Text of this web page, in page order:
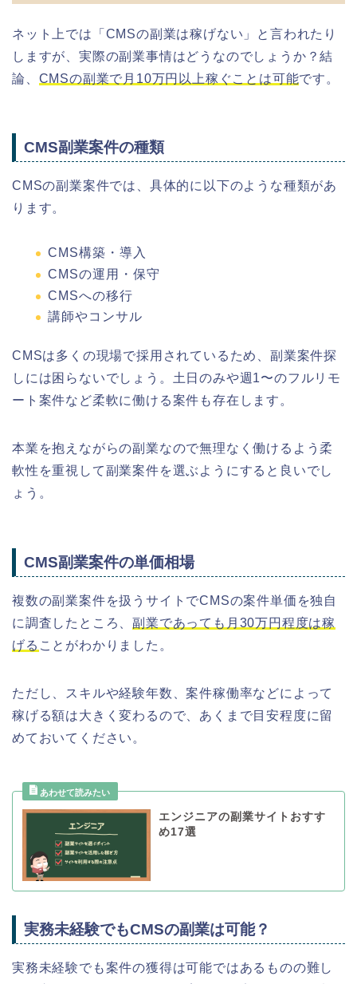
ネット上では「CMSの副業は稼げない」と言われたり
しますが、実際の副業事情はどうなのでしょうか？結
論、 CMSの副業で月10万円以上稼ぐことは可能です。
CMS副業案件の種類
CMSの副業案件では、具体的に以下のような種類があ
ります。
CMS構築・導入
CMSの運用・保守
CMSへの移行
講師やコンサル
CMSは多くの現場で採用されているため、副業案件探
しには困らないでしょう。土日のみや週1〜のフルリモ
ート案件など柔軟に働ける案件も存在します。
本業を抱えながらの副業なので無理なく働けるよう柔
軟性を重視して副業案件を選ぶようにすると良いでし
ょう。
CMS副業案件の単価相場
複数の副業案件を扱うサイトでCMSの案件単価を独自
に調査したところ、副業であっても月30万円程度は稼
げる ことがわかりました。
ただし、スキルや経験年数、案件稼働率などによって
稼げる額は大きく変わるので、あくまで目安程度に留
めておいてください。
エンジニアの副業サイトおすす
め17選
実務未経験でもCMSの副業は可能？
実務未経験でも案件の獲得は可能ではあるものの難し